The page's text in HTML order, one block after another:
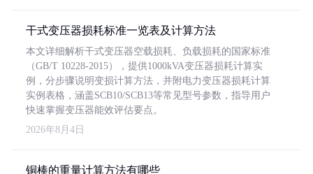
干式变压器损耗标准一览表及计算方法
本文详细解析干式变压器空载损耗、负载损耗的国家标准
（GB/T 10228-2015），提供1000kVA变压器损耗计算实
例，分步骤说明变损计算方法，并附电力变压器损耗计算
实例表格，涵盖SCB10/SCB13等常见型号参数，指导用户
快速掌握变压器能效评估要点。
2026年8月4日
铜棒的重量计算方法有哪些